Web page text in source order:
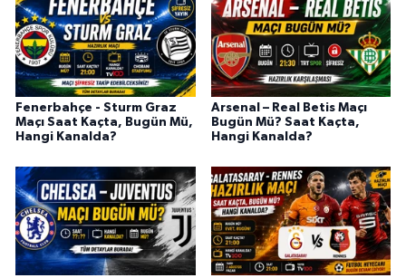
Fenerbahçe - Sturm Graz
Maçı Saat Kaçta, Bugün Mü,
Hangi Kanalda?
Arsenal – Real Betis Maçı
Bugün Mü? Saat Kaçta,
Hangi Kanalda?